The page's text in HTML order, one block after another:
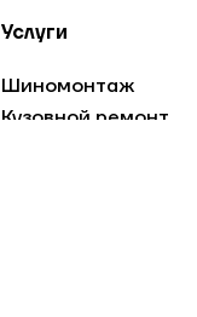
Услуги
Шиномонтаж
Кузовной ремонт